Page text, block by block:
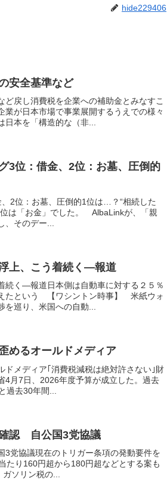
hide229406
安全基準など
戻し消費税を企業への補助金とみなすこ
が日本市場で事業展開するうえでの様々
本を「構造的な（非...
3位：借金、2位：お墓、圧倒的
2位：お墓、圧倒的1位は…？“相続した
は「お金」でした。 AlbaLinkが、「親
そのデー...
上、こう着続く―報道
く―報道日本側は自動車に対する２５％
たという 【ワシントン時事】 米紙ウォ
巡り、米国への自動...
めるオールドメディア
メディア｢消費税減税は絶対許さない｣財
4月7日、2026年度予算が成立した。過去
過去30年間...
確認 自公国3党協議
党協議現在のトリガー条項の発動要件を
たり160円超から180円超などとする案も
ソリン税の...